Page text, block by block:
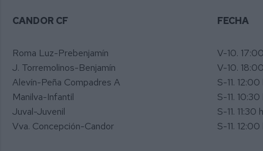
CANDOR CF FECHA
Roma Luz-Prebenjamín
J. Torremolinos-Benjamín
Alevín-Peña Compadres A
Manilva-Infantil
Juval-Juvenil
Vva. Concepción-Candor
V-10.
V-10.
S-11. 12:00
S-11. 10:30
S-11. 11:30
S-11. 12:00